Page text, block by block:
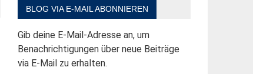
BLOG VIA E-MAIL ABONNIEREN
Gib deine E-Mail-Adresse an, um
Benachrichtigungen über neue Beiträge
via E-Mail zu erhalten.